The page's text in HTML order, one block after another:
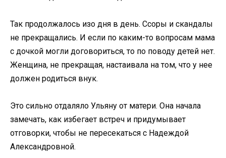
Так продолжалось изо дня в день. Ссоры и скандалы
не прекращались. И если по каким-то вопросам мама
с дочкой могли договориться, то по поводу детей нет.
Женщина, не прекращая, настаивала на том, что у нее
должен родиться внук.
Это сильно отдаляло Ульяну от матери. Она начала
замечать, как избегает встреч и придумывает
отговорки, чтобы не пересекаться с Надеждой
Александровной.